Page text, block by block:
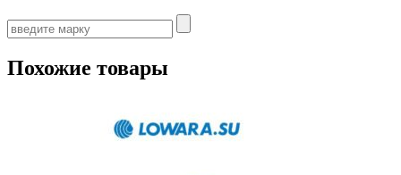
Похожие товары